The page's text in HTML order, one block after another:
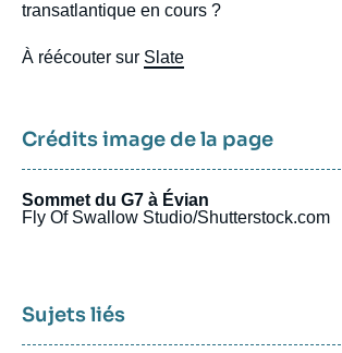
transatlantique en cours ?
À réécouter sur Slate
Crédits image de la page
Sommet du G7 à Évian
Fly Of Swallow Studio/Shutterstock.com
Sujets liés